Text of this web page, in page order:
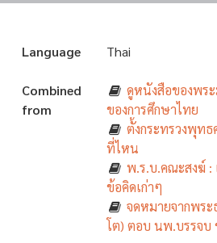
Language Thai
Combined
from
ดูหนังสือของพร
ของการศึกษาไทย
ตั้งกระทรวงพุท
ที่ไหน
พ.ร.บ.คณะสงฆ์ :
ข้อคิดเก่าๆ
จดหมายจากพร
โต) ตอบ นพ.บรรจบ